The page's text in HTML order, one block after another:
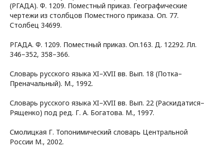
(РГАДА). Ф. 1209. Поместный приказ. Географические
чертежи из столбцов Поместного приказа. Оп. 77.
Столбец 34699.
РГАДА. Ф. 1209. Поместный приказ. Оп.163. Д. 12292. Лл.
346–352, 358–366.
Словарь русского языка XI–XVII вв. Вып. 18 (Потка–
Преначальный). М., 1992.
Словарь русского языка XI–XVII вв. Вып. 22 (Раскидатися–
Рященко) под ред. Г. А. Богатова. М., 1997.
Смолицкая Г. Топонимический словарь Центральной
России М., 2002.